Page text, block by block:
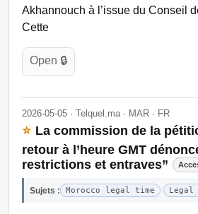
Akhannouch à l’issue du Conseil
Cette
Open 🔒
2026-05-05 · Telquel.ma · MAR · FR
⭐ La commission de la
retour à l’heure GMT
restrictions et entraves”
Sujets : Morocco legal time Legal